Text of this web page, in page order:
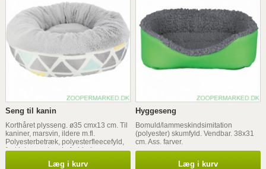
Seng til kanin
Korthåret plysseng. ø35 cmx13 cm. Til
kaniner, marsvin, ildere m.fl.
Polyesterbetræk, polyesterfleecefyld,
fast integreret pude forhindrer
Læg i kurv
Hyggeseng
Bomuld/lammeskindsimitation
(polyester) skumfyld. Vendbar. 38x31
cm. Ass. farver.
Læg i kurv